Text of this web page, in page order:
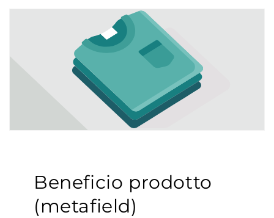
Beneficio prodotto
(metafield)